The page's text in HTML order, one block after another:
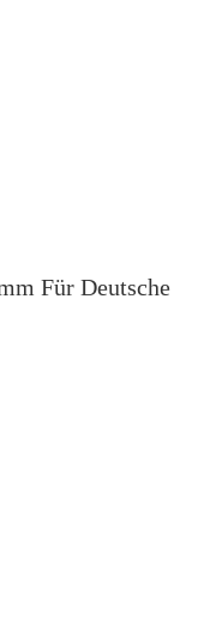
Für Deutsche